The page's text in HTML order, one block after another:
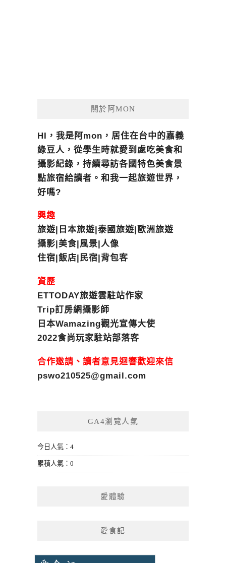
關於阿MON
HI，我是阿mon，居住在台中的嘉義
綠豆人，從學生時就愛到處吃美食和
攝影紀錄，持續尋訪各國特色美食景
點旅宿給讀者。和我一起旅遊世界，
好嗎?
興趣
旅遊|日本旅遊|泰國旅遊|歐洲旅遊
攝影|美食|風景|人像
住宿|飯店|民宿|背包客
資歷
ETTODAY旅遊雲駐站作家
Trip訂房網攝影師
日本Wamazing觀光宣傳大使
2022食尚玩家駐站部落客
合作邀請、讀者意見迴響歡迎來信
pswo210525@gmail.com
GA4瀏覽人氣
今日人氣：4
累積人氣：0
愛體驗
愛食記